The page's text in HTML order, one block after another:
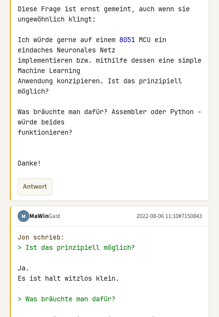
Diese Frage ist ernst gemeint, auch wenn sie
ungewöhnlich klingt:
Ich würde gerne auf einem 8051 MCU ein
eindaches Neuronales Netz
implementieren bzw. mithilfe dessen eine simple
Machine Learning
Anwendung konzipieren. Ist das prinzipiell
möglich?
Was bräuchte man dafür? Assembler oder Python -
würde beides
funktionieren?
Danke!
Antwort
M MaWinGast 2022-08-06 11:10#7150843
Jon schrieb:
> Ist das prinzipiell möglich?
Ja.
Es ist halt witzlos klein.
> Was bräuchte man dafür?